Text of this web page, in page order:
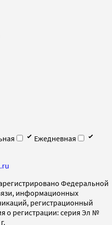
Ежедневная
Федеральной
информационных
регистрационный
о регистрации: серия Эл №